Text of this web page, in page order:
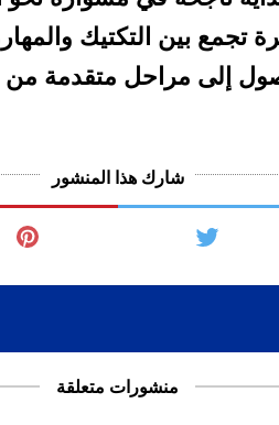
تجمع بين التكتيك
إلى مراحل متقدمة من
شارك هذا المنشور
منشورات متعلقة